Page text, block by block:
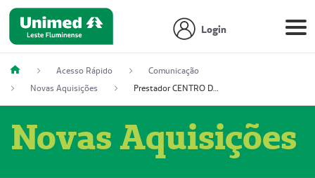
Login
Acesso Rápido
Comunicação
Novas Aquisições
Prestador CENTRO DE ONCOLOGIA
Novas Aquisições